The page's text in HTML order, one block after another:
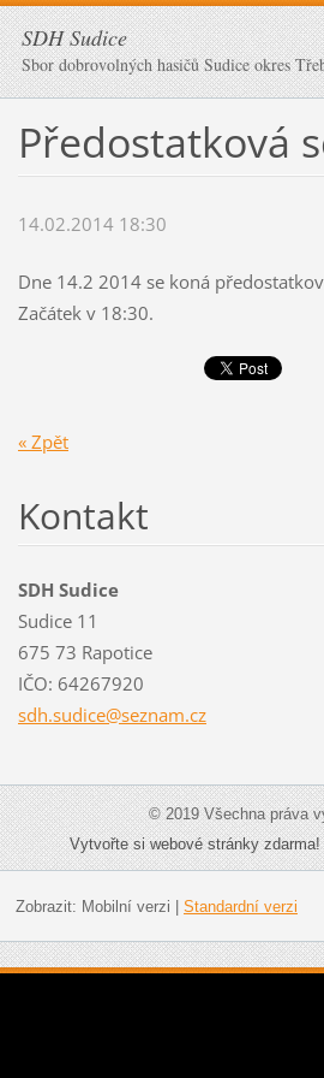
SDH Sudice
Sbor dobrovolných hasičů Sudice okres
Předostatková
14.02.2014 18:30
Dne 14.2 2014 se koná
Začátek v 18:30.
« Zpět
Kontakt
SDH Sudice
Sudice 11
675 73 Rapotice
IČO: 64267920
sdh.sudice@seznam.cz
© 2019 Všechna práva
Vytvořte si webové stránky zdarma!
Zobrazit: Mobilní verzi Standardní verzi